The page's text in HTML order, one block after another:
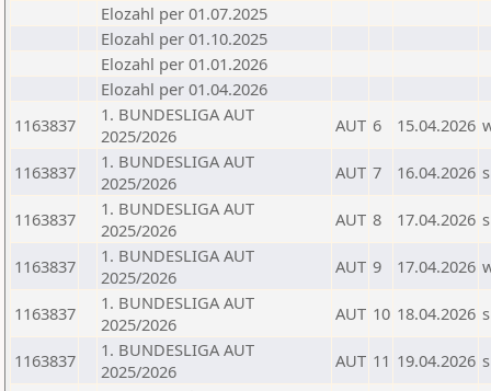
Elozahl per 01.07.2025
Elozahl per 01.10.2025
Elozahl per 01.01.2026
Elozahl per 01.04.2026
1163837
1. BUNDESLIGA AUT
2025/2026
AUT 6 15.04.2026
1163837
1. BUNDESLIGA AUT
2025/2026
AUT 7 16.04.2026 s
1163837
1. BUNDESLIGA AUT
2025/2026
AUT 8 17.04.2026 s
1163837
1. BUNDESLIGA AUT
2025/2026
AUT 9 17.04.2026
1163837
1. BUNDESLIGA AUT
2025/2026
AUT 10 18.04.2026 s
1163837
1. BUNDESLIGA AUT
2025/2026
AUT 11 19.04.2026 s